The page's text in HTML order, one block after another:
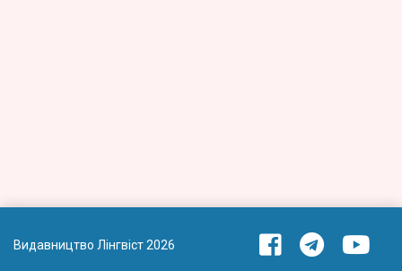
Видавництво Лінгвіст 2026